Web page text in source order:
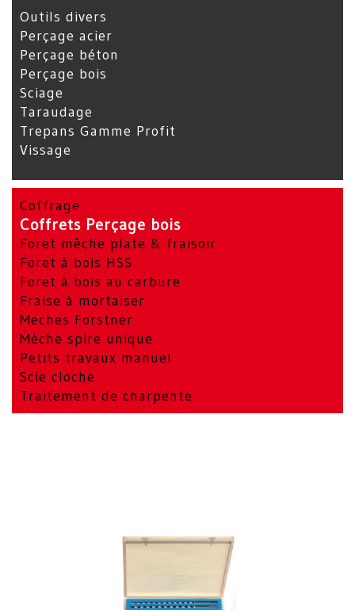
Outils divers
Perçage acier
Perçage béton
Perçage bois
Sciage
Taraudage
Trepans Gamme Profit
Vissage
Coffrage
Coffrets Perçage bois
Foret mèche plate & fraisoir
Foret à bois HSS
Foret à bois au carbure
Fraise à mortaiser
Meches Forstner
Mèche spire unique
Petits travaux manuel
Scie cloche
Traitement de charpente